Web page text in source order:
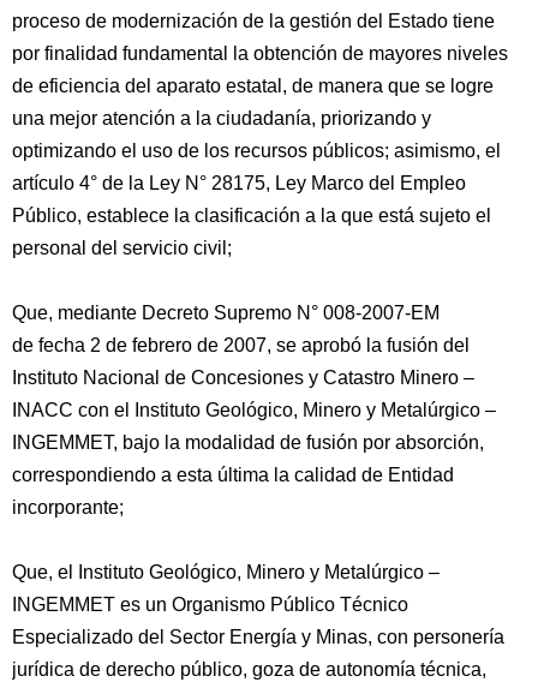
proceso de modernización de la gestión del Estado tiene
por finalidad fundamental la obtención de mayores niveles
de eficiencia del aparato estatal, de manera que se logre
una mejor atención a la ciudadanía, priorizando y
optimizando el uso de los recursos públicos; asimismo, el
artículo 4° de la Ley N° 28175, Ley Marco del Empleo
Público, establece la clasificación a la que está sujeto el
personal del servicio civil;
Que, mediante Decreto Supremo N° 008-2007-EM
de fecha 2 de febrero de 2007, se aprobó la fusión del
Instituto Nacional de Concesiones y Catastro Minero –
INACC con el Instituto Geológico, Minero y Metalúrgico –
INGEMMET, bajo la modalidad de fusión por absorción,
correspondiendo a esta última la calidad de Entidad
incorporante;
Que, el Instituto Geológico, Minero y Metalúrgico –
INGEMMET es un Organismo Público Técnico
Especializado del Sector Energía y Minas, con personería
jurídica de derecho público, goza de autonomía técnica,